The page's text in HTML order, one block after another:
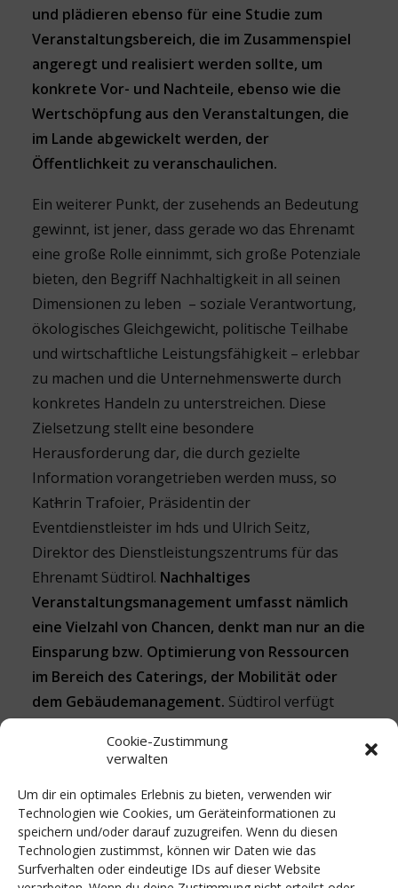
Cookie-Zustimmung
verwalten
Um dir ein optimales Erlebnis zu bieten, verwenden wir
Technologien wie Cookies, um Geräteinformationen zu
speichern und/oder darauf zuzugreifen. Wenn du diesen
Technologien zustimmst, können wir Daten wie das
Surfverhalten oder eindeutige IDs auf dieser Website
und plädieren ebenso für eine Studie zum
Veranstaltungsbereich, die im Zusammenspiel
angeregt und realisiert werden sollte, um
konkrete Vor- und Nachteile, ebenso wie die
Wertschöpfung aus den Veranstaltungen, die
im Lande abgewickelt werden, der
Öffentlichkeit zu veranschaulichen.
Ein weiterer Punkt, der zusehends an Bedeutung
gewinnt, ist jener, dass gerade wo das Ehrenamt
eine große Rolle einnimmt, sich große Potenziale
bieten, den Begriff Nachhaltigkeit in all seinen
Dimensionen zu leben – soziale Verantwortung,
ökologisches Gleichgewicht, politische Teilhabe
und wirtschaftliche Leistungsfähigkeit – erlebbar
zu machen und die Unternehmenswerte durch
konkretes Handeln zu unterstreichen. Diese
Zielsetzung stellt eine besondere
Herausforderung dar, die durch gezielte
Information vorangetrieben werden muss, so
Kathrin Trafoier, Präsidentin der
Eventdienstleister im hds und Ulrich Seitz,
Direktor des Dienstleistungszentrums für das
Ehrenamt Südtirol. Nachhaltiges
Veranstaltungsmanagement umfasst nämlich
eine Vielzahl von Chancen, denkt man nur an die
Einsparung bzw. Optimierung von Ressourcen
im Bereich des Caterings, der Mobilität oder
dem Gebäudemanagement. Südtirol verfügt
zusätzliche Synergien, Visionen konkret in die Tat
Ein Event kann verständlicherweise nur dann
erfolgreich sein, wenn richtig auf allen Ebenen
kommuniziert wird, und hier möchten die